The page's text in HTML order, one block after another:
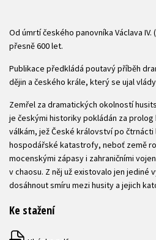
Od úmrtí českého panovníka Václava IV.
přesně 600 let.
Publikace předkládá poutavý příběh
dějin a českého krále, který se ujal
Zemřel za dramatických okolností
je českými historiky pokládán za
válkám, jež České království po
hospodářské katastrofy, neboť země
mocenskými zápasy i zahraničními
v chaosu. Z něj už existovalo jen jediné
dosáhnout smíru mezi husity a jejich
Ke stažení